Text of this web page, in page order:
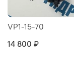
VP1-15-70
14 800 ₽